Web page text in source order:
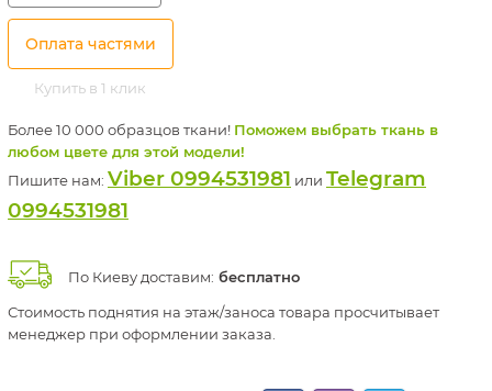
Оплата частями
Купить в 1 клик
Более 10 000 образцов ткани! Поможем выбрать ткань в
любом цвете для этой модели!
Пишите нам: Viber 0994531981 или Telegram
0994531981
По Киеву доставим: бесплатно
Стоимость поднятия на этаж/заноса товара просчитывает
менеджер при оформлении заказа.